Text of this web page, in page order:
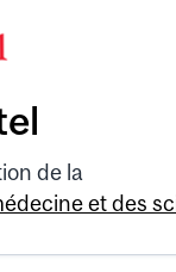
de la
et des